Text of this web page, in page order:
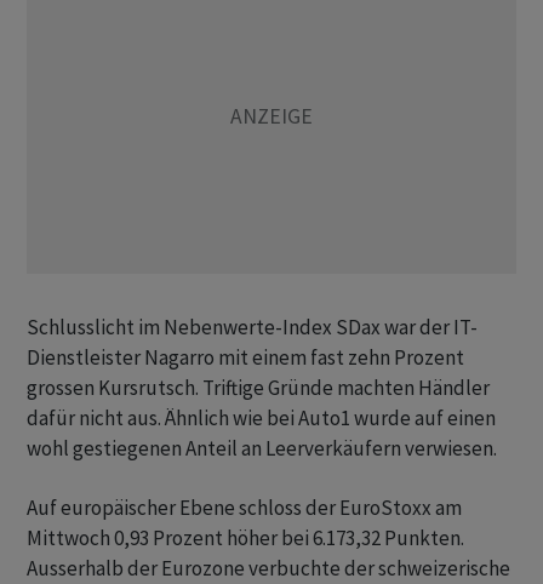
Schlusslicht im Nebenwerte-Index SDax war der IT-
Dienstleister Nagarro mit einem fast zehn Prozent
grossen Kursrutsch. Triftige Gründe machten Händler
dafür nicht aus. Ähnlich wie bei Auto1 wurde auf einen
wohl gestiegenen Anteil an Leerverkäufern verwiesen.
Auf europäischer Ebene schloss der EuroStoxx am
Mittwoch 0,93 Prozent höher bei 6.173,32 Punkten.
Ausserhalb der Eurozone verbuchte der schweizerische